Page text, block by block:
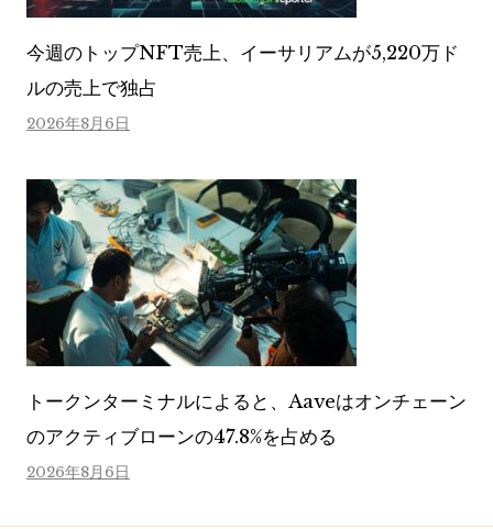
今週のトップNFT売上、イーサリアムが5,220万ド
ルの売上で独占
2026年8月6日
トークンターミナルによると、Aaveはオンチェーン
のアクティブローンの47.8%を占める
2026年8月6日